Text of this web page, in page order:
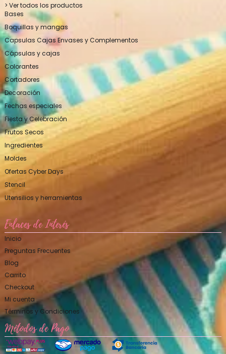
> Ver todos los productos
Bases
Boquillas y mangas
Capsulas Cajas Envases y Complementos
Cápsulas y cajas
Colorantes
Cortadores
Decoración
Fechas especiales
Fiesta y Celebración
Frutos Secos
Ingredientes
Moldes
Ofertas Cyber Days
Stencil
Utensilios y herramientas
Enlaces de Interés
Inicio
Preguntas Frecuentes
Blog
Carrito
Checkout
Mi cuenta
Términos y Condiciones
Métodos de Pago